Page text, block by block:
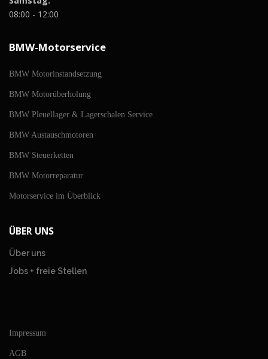
08:00 - 12:00
BMW-Motorservice
BMW Motorinstandsetzung
BMW Motorüberholung
BMW Pleuellager & Lagerschalen Service
BMW Austauschmotoren
BMW Steuerketten
BMW Motorreparatur
Motorservice im Überblick
ÜBER UNS
Über uns
Jobs + freie Stellen
Impressum
AGB